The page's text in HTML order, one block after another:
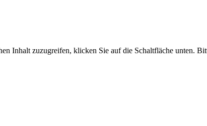
Inhalt zuzugreifen, klicken Sie auf die Schaltfläche unten.